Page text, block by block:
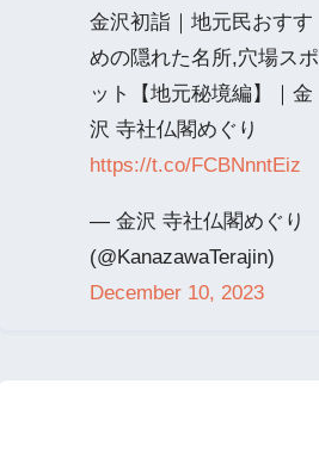
金沢初詣｜地元民おすす
めの隠れた名所,穴場スポ
ット【地元秘境編】｜金
沢 寺社仏閣めぐり
https://t.co/FCBNnntEiz
— 金沢 寺社仏閣めぐり
(@KanazawaTerajin)
December 10, 2023